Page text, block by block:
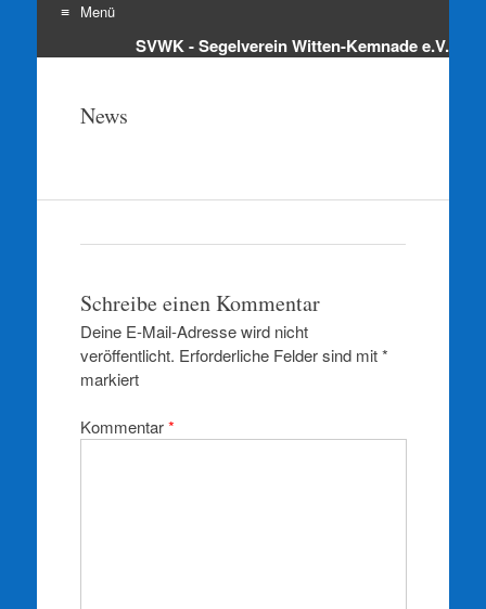
Menü
Zum
SVWK - Segelverein Witten-Kemnade e.V.
News
Schreibe einen Kommentar
Deine E-Mail-Adresse wird nicht
veröffentlicht. Erforderliche Felder sind mit*
markiert
Kommentar*